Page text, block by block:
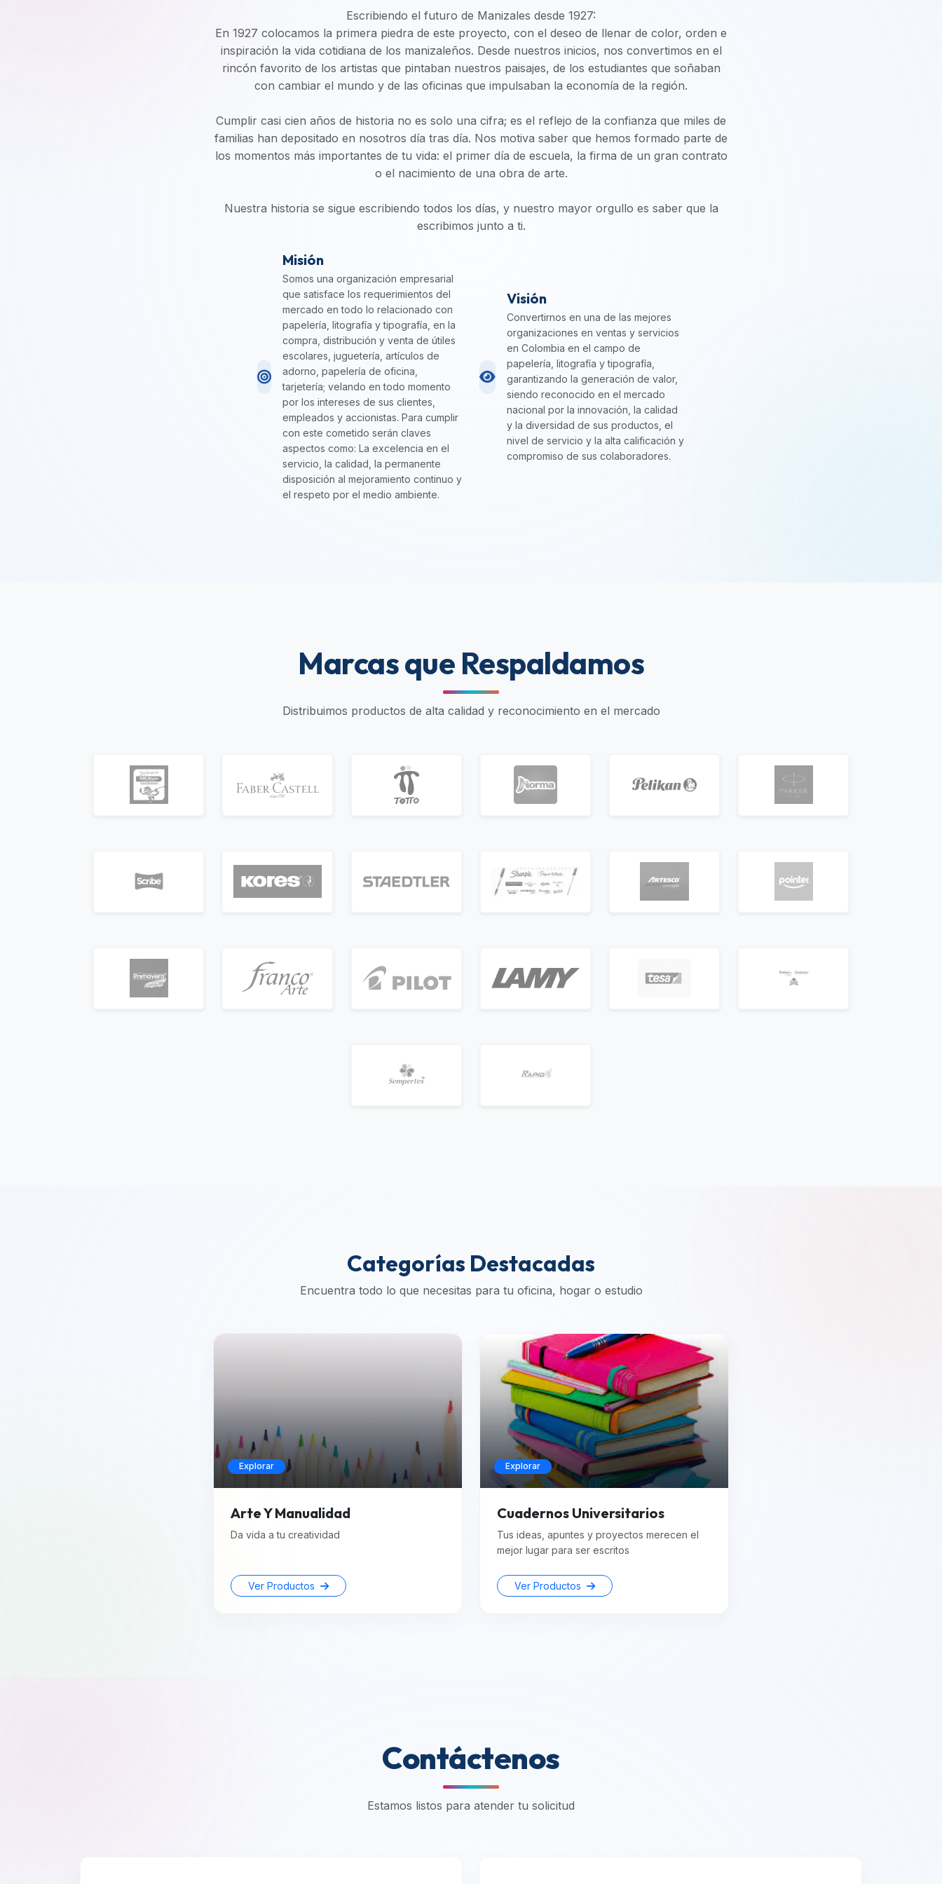
Escribiendo el futuro de Manizales desde 1927:
En 1927 colocamos la primera piedra de este proyecto, con el deseo de llenar de color, orden e
inspiración la vida cotidiana de los manizaleños. Desde nuestros inicios, nos convertimos en el
rincón favorito de los artistas que pintaban nuestros paisajes, de los estudiantes que soñaban
con cambiar el mundo y de las oficinas que impulsaban la economía de la región.
Cumplir casi cien años de historia no es solo una cifra; es el reflejo de la confianza que miles de
familias han depositado en nosotros día tras día. Nos motiva saber que hemos formado parte de
los momentos más importantes de tu vida: el primer día de escuela, la firma de un gran contrato
o el nacimiento de una obra de arte.
Nuestra historia se sigue escribiendo todos los días, y nuestro mayor orgullo es saber que la
escribimos junto a ti.
Misión
Somos una organización empresarial
que satisface los requerimientos del
mercado en todo lo relacionado con
papelería, litografía y tipografía, en la
compra, distribución y venta de útiles
escolares, juguetería, artículos de
adorno, papelería de oficina,
tarjetería; velando en todo momento
por los intereses de sus clientes,
empleados y accionistas. Para cumplir
con este cometido serán claves
aspectos como: La excelencia en el
servicio, la calidad, la permanente
disposición al mejoramiento continuo y
el respeto por el medio ambiente.
Visión
Convertirnos en una de las mejores
organizaciones en ventas y servicios
en Colombia en el campo de
papelería, litografía y tipografía,
garantizando la generación de valor,
siendo reconocido en el mercado
nacional por la innovación, la calidad
y la diversidad de sus productos, el
nivel de servicio y la alta calificación y
compromiso de sus colaboradores.
Marcas que Respaldamos
Distribuimos productos de alta calidad y reconocimiento en el mercado
Categorías Destacadas
Encuentra todo lo que necesitas para tu oficina, hogar o estudio
Explorar
Arte Y Manualidad
Da vida a tu creatividad
Ver Productos
Explorar
Cuadernos Universitarios
Tus ideas, apuntes y proyectos merecen el
mejor lugar para ser escritos
Ver Productos
Contáctenos
Estamos listos para atender tu solicitud